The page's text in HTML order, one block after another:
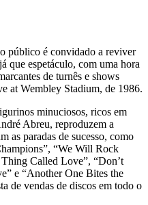
público é convidado a reviver
que espetáculo, com uma hora
de turnês e shows
at Wembley Stadium, de 1986.
minuciosos, ricos em
Abreu, reproduzem a
as paradas de sucesso, como
“We Will Rock
Called Love”, “Don’t
e “Another One Bites the
de vendas de discos em todo o